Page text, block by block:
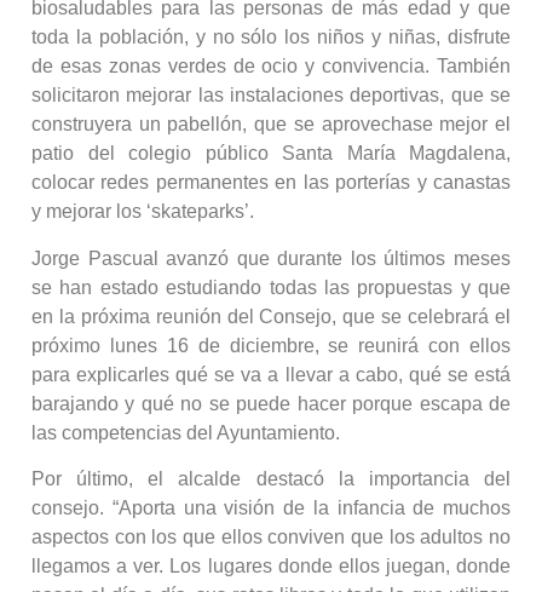
biosaludables para las personas de más edad y que
toda la población, y no sólo los niños y niñas, disfrute
de esas zonas verdes de ocio y convivencia. También
solicitaron mejorar las instalaciones deportivas, que se
construyera un pabellón, que se aprovechase mejor el
patio del colegio público Santa María Magdalena,
colocar redes permanentes en las porterías y canastas
y mejorar los ‘skateparks’.
Jorge Pascual avanzó que durante los últimos meses
se han estado estudiando todas las propuestas y que
en la próxima reunión del Consejo, que se celebrará el
próximo lunes 16 de diciembre, se reunirá con ellos
para explicarles qué se va a llevar a cabo, qué se está
barajando y qué no se puede hacer porque escapa de
las competencias del Ayuntamiento.
Por último, el alcalde destacó la importancia del
consejo. “Aporta una visión de la infancia de muchos
aspectos con los que ellos conviven que los adultos no
llegamos a ver. Los lugares donde ellos juegan, donde